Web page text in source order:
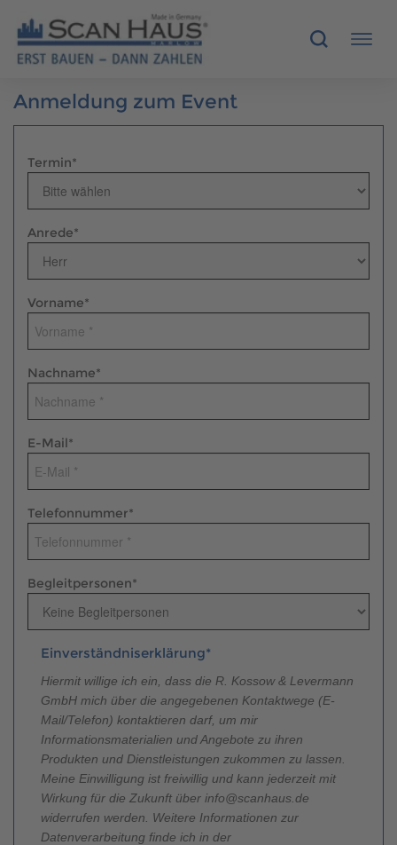
MUSTERHÄUSER
SCANHAUS-VORTEILE
ÜBER UNS
KONTAKT
Brauchen Sie Hilfe?
038221 4000
MUSTERHAUS FINDEN
Anmeldung zum Event
Termin*
Anrede*
Vorname*
Nachname*
E-Mail*
Telefonnummer*
Begleitpersonen*
Einverständniserklärung*
Hiermit willige ich ein, dass die R. Kossow & Levermann
GmbH mich über die angegebenen Kontaktwege (E-
Mail/Telefon) kontaktieren darf, um mir
Informationsmaterialien und Angebote zu ihren
Produkten und Dienstleistungen zukommen zu lassen.
Meine Einwilligung ist freiwillig und kann jederzeit mit
Wirkung für die Zukunft über info@scanhaus.de
widerrufen werden. Weitere Informationen zur
Datenverarbeitung finde ich in der